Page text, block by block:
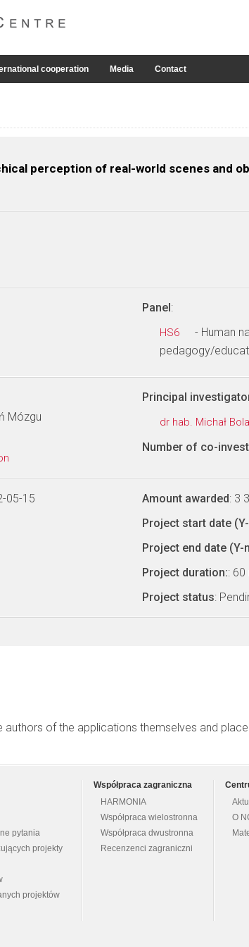
cooperation Media Contact
perception of real-world scenes and
Panel:
HS6
- Human
pedagogy/
Mózgu
Principal
dr hab. Michał Bola
Number of co-
05-15 Amount awarded: 3
Project start date
Project end date (Y-
Project duration::
Project status:
of the applications themselves and
pytania
projekty
projektów
Współpraca zagraniczna
HARMONIA
Współpraca wielostronna
Współpraca dwustronna
Recenzenci zagraniczni
O